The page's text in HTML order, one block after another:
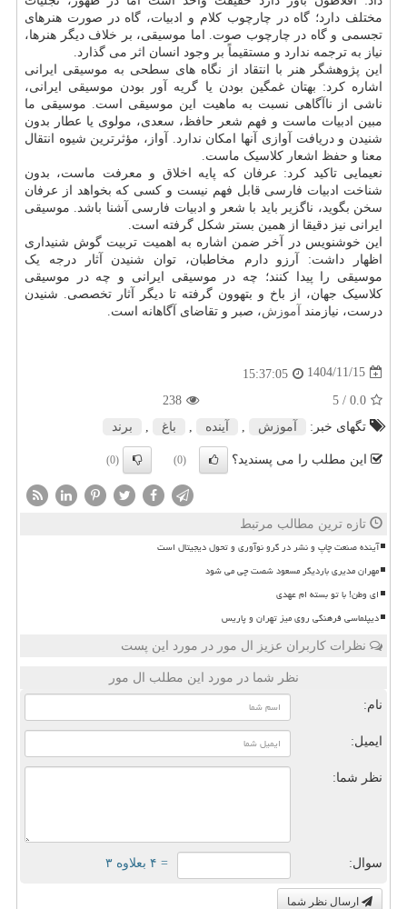
مختلف دارد؛ گاه در چارچوب کلام و ادبیات، گاه در صورت هنرهای
تجسمی و گاه در چارچوب صوت. اما موسیقی، بر خلاف دیگر هنرها،
نیاز به ترجمه ندارد و مستقیماً بر وجود انسان اثر می گذارد.
این پژوهشگر هنر با انتقاد از نگاه های سطحی به موسیقی ایرانی
اشاره کرد: بهتان غمگین بودن یا گریه آور بودن موسیقی ایرانی،
ناشی از ناآگاهی نسبت به ماهیت این موسیقی است. موسیقی ما
مبین ادبیات ماست و فهم شعر حافظ، سعدی، مولوی یا عطار بدون
شنیدن و دریافت آوازی آنها امکان ندارد. آواز، مؤثرترین شیوه انتقال
معنا و حفظ اشعار کلاسیک ماست.
نعیمایی تاکید کرد: عرفان که پایه اخلاق و معرفت ماست، بدون
شناخت ادبیات فارسی قابل فهم نیست و کسی که بخواهد از عرفان
سخن بگوید، ناگزیر باید با شعر و ادبیات فارسی آشنا باشد. موسیقی
ایرانی نیز دقیقا از همین بستر شکل گرفته است.
این خوشنویس در آخر ضمن اشاره به اهمیت تربیت گوش شنیداری
اظهار داشت: آرزو دارم مخاطبان، توان شنیدن آثار درجه یک
موسیقی را پیدا کنند؛ چه در موسیقی ایرانی و چه در موسیقی
کلاسیک جهان، از باخ و بتهوون گرفته تا دیگر آثار تخصصی. شنیدن
درست، نیازمند آموزش، صبر و تقاضای آگاهانه است.
1404/11/15
15:37:05
0.0
/ 5
238
تگهای خبر:
آموزش آینده باغ برند
این مطلب را می پسندید؟ (0)
(0)
تازه ترین مطالب مرتبط
آینده صنعت چاپ و نشر در گرو نوآوری و تحول دیجیتال است
مهران مدیری باردیگر مسعود شصت چی می شود
ای وطن! با تو بسته ام عهدی
دیپلماسی فرهنگی روی میز تهران و پاریس
نظرات کاربران عزیز ال مور در مورد این پست
نظر شما در مورد این مطلب ال مور
نام:
ایمیل:
نظر شما:
سوال: = ۴ بعلاوه ۳
ارسال نظر شما